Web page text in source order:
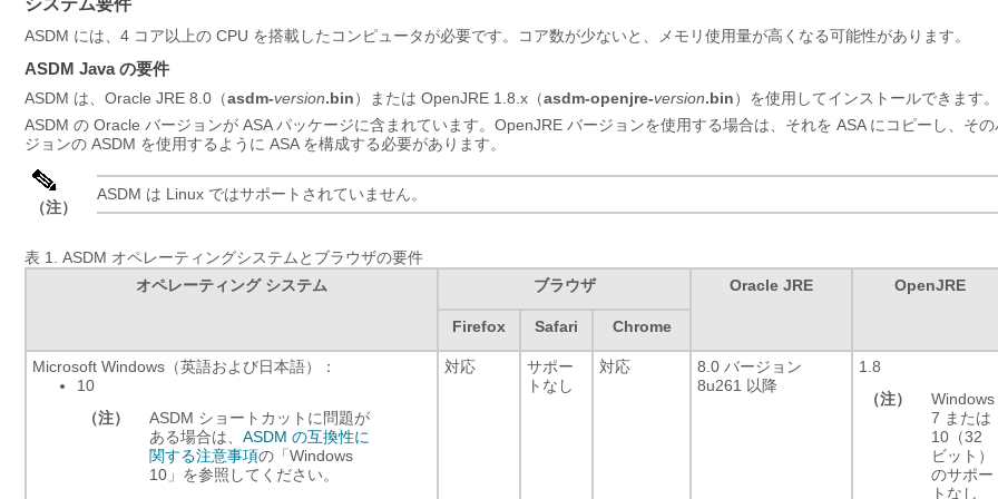
システム要件
ASDM には、4 コア以上の CPU を搭載したコンピュータが必要です。コア数が少ないと、メモリ使用量が高くなる可能性があります。
ASDM Java の要件
ASDM は、Oracle JRE 8.0 （asdm-version.bin） または OpenJRE 1.8.x（asdm-openjre-version.bin） を使用してインストールできます。
ASDM の Oracle バージョンが ASA パッケージに含まれています。OpenJRE バージョンを使用する場合は、それを ASA にコピーし、その
ジョンの ASDM を使用するように ASA を構成する必要があります。
（注）
ASDM は Linux ではサポートされていません。
表 1. ASDM オペレーティングシステムとブラウザの要件
オペレーティング システム
ブラウザ Oracle JRE OpenJRE
Firefox Safari Chrome
Microsoft Windows（英語および日本語）：
10
（注）
ASDM ショートカットに問題が
ある場合は、 ASDM の互換性に
関する注意事項の「Windows
10」を参照してください。
対応
サポー
トなし
対応
8.0 バージョン
8u261 以降
1.8
（注）
Windows
7 または
10（32
ビット）
のサポー
トなし